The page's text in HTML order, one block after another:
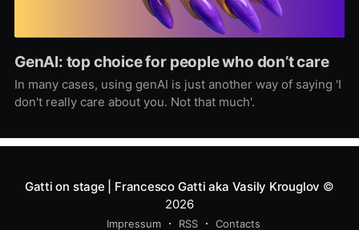
GenAI: top choice for people who don’t care
In many cases, using genAI is just another way of saying 'I
don't really care about you. Not that much'.
Gatti on stage | Francesco Gatti aka Vasily Krouglov ©
2026
Impressum RSS Contacts